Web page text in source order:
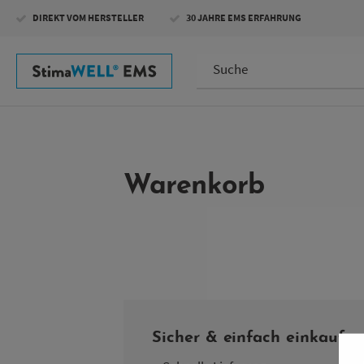
Inhalt
DIREKT VOM HERSTELLER 30 JAHRE EMS ERFAHRUNG
Warenkorb
Sicher & einfach einkaufen